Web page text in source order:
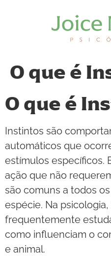
O que é
O que é
Instintos são
automáticos que
estímulos específicos.
ação que não
são comuns a todos
espécie. Na
frequentemente
como influenciam o
e animal.